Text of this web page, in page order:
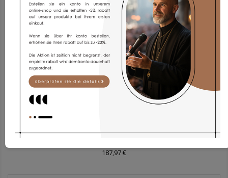
187,97 €